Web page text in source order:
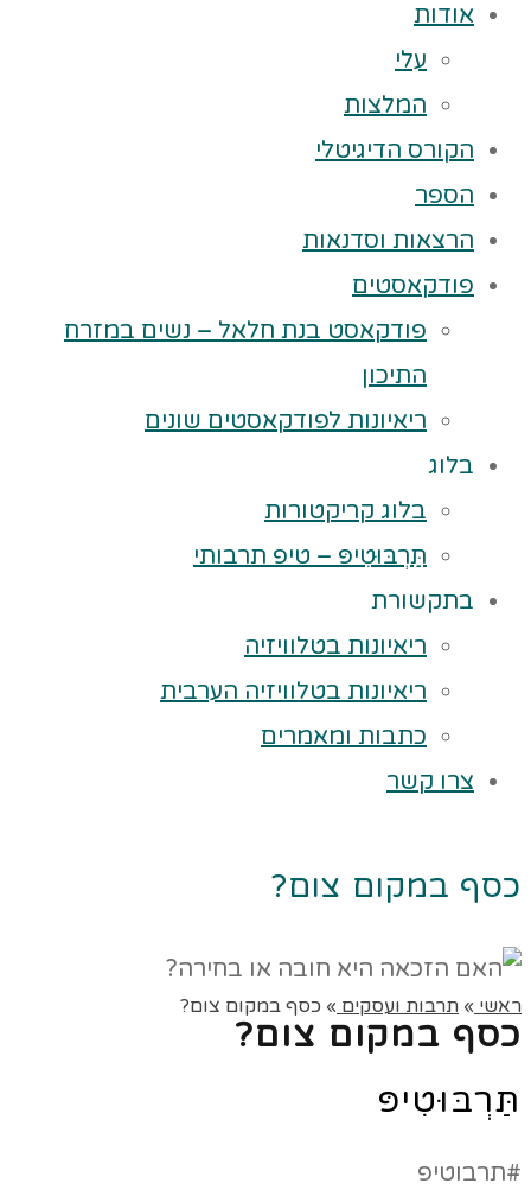
אודות
עלי
המלצות
הקורס הדיגיטלי
הספר
הרצאות וסדנאות
פודקאסטים
פודקאסט בנת חלאל – נשים במזרח
התיכון
ריאיונות לפודקאסטים שונים
בלוג
בלוג קריקטורות
תַּרְבּוּטִיפּ – טיפ תרבותי
בתקשורת
ריאיונות בטלוויזיה
ריאיונות בטלוויזיה הערבית
כתבות ומאמרים
צרו קשר
כסף במקום צום?
ראשי » תרבות ועסקים » כסף במקום צום?
כסף במקום צום?
תַּרְבּוּטִיפּ
#תרבוטיפ